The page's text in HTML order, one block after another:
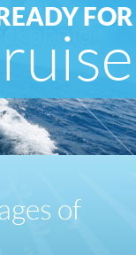
FOR
of